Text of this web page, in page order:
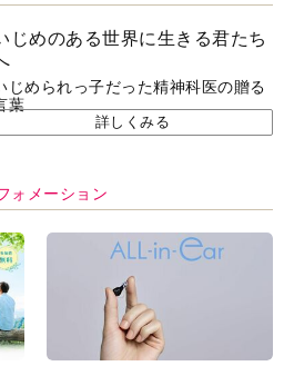
じめのある世界に生きる君たち
じめられっ子だった精神科医の贈る
葉
詳しくみる
ォメーション